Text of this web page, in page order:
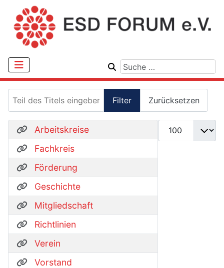
Filter Zurücksetzen
Anzeige #
Arbeitskreise
Fachkreis
Förderung
Geschichte
Mitgliedschaft
Richtlinien
Verein
Vorstand